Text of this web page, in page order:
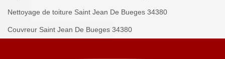
Nettoyage de toiture Saint Jean De Bueges 34380
Couvreur Saint Jean De Bueges 34380